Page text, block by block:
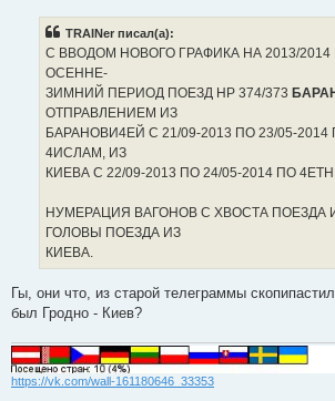
TRAINer писал(а):
С ВВОДОМ НОВОГО ГРАФИКА НА 2013/
ОСЕННЕ-
ЗИМНИЙ ПЕРИОД ПОЕЗД НР 374/373
ОТПРАВЛЕНИЕМ ИЗ
БАРАНОВИ4ЕЙ С 21/09-2013 ПО 23/05-
4ИСЛАМ, ИЗ
КИЕВА С 22/09-2013 ПО 24/05-2014 ПО
НУМЕРАЦИЯ ВАГОНОВ С ХВОСТА ПОЕЗДА
ГОЛОВЫ ПОЕЗДА ИЗ
КИЕВА.
Гы, они что, из старой телеграммы
был Гродно - Киев?
https://vk.com/wall-161180646_33353